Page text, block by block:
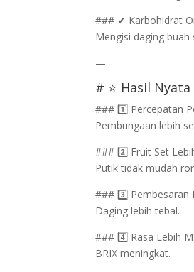
### ✔ Karbohidrat
Mengisi daging
—
# ⭐ Hasil
### 1️⃣ Percepatan
Pembungaan lebih
### 2️⃣ Fruit Set
Putik tidak mudah
### 3️⃣ Pembesaran
Daging lebih tebal.
### 4️⃣ Rasa Lebih
BRIX meningkat.